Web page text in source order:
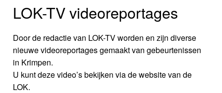
LOK-TV videoreportages
Door de redactie van LOK-TV worden en zijn diverse
nieuwe videoreportages gemaakt van gebeurtenissen
in Krimpen.
U kunt deze video’s bekijken via de website van de
LOK.